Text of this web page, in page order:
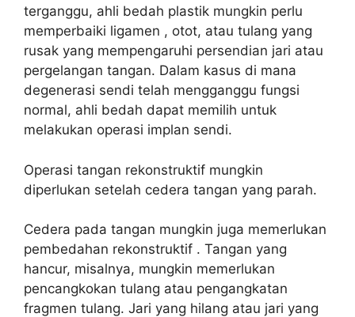
terganggu, ahli bedah plastik mungkin perlu
memperbaiki ligamen , otot, atau tulang yang
rusak yang mempengaruhi persendian jari atau
pergelangan tangan. Dalam kasus di mana
degenerasi sendi telah mengganggu fungsi
normal, ahli bedah dapat memilih untuk
melakukan operasi implan sendi.
Operasi tangan rekonstruktif mungkin
diperlukan setelah cedera tangan yang parah.
Cedera pada tangan mungkin juga memerlukan
pembedahan rekonstruktif . Tangan yang
hancur, misalnya, mungkin memerlukan
pencangkokan tulang atau pengangkatan
fragmen tulang. Jari yang hilang atau jari yang